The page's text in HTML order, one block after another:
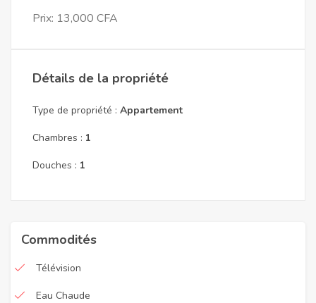
Prix: 13,000 CFA
Détails de la propriété
Type de propriété : Appartement
Chambres : 1
Douches : 1
Commodités
Télévision
Eau Chaude